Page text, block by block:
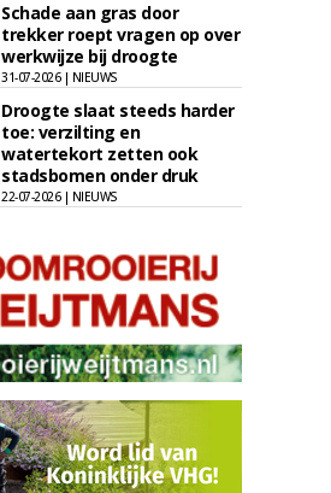
Schade aan gras door
trekker roept vragen op over
werkwijze bij droogte
31-07-2026 | NIEUWS
Droogte slaat steeds harder
toe: verzilting en
watertekort zetten ook
stadsbomen onder druk
22-07-2026 | NIEUWS